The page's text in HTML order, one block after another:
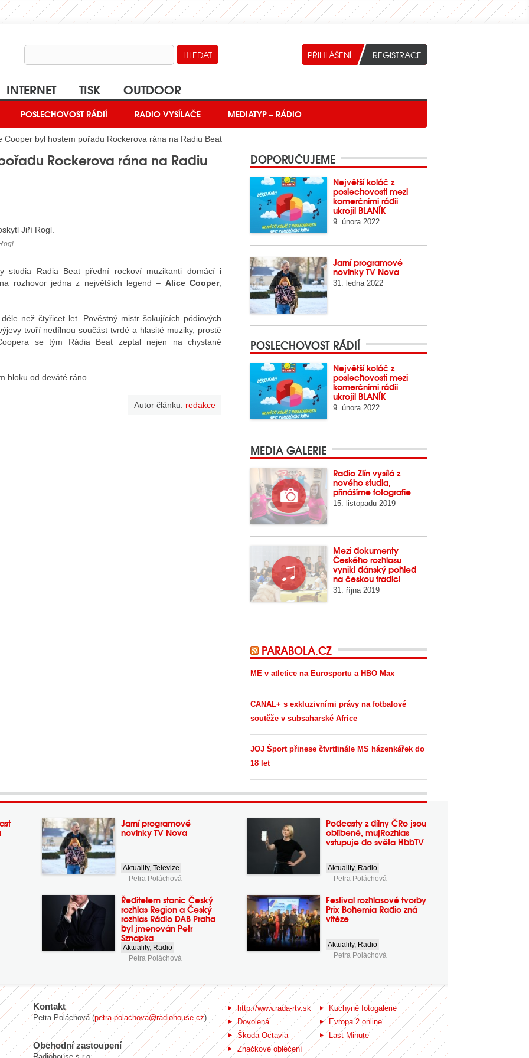
POSLECHOVOST RÁDIÍ RADIO VYSÍLAČE MEDIATYP – RÁDIO
INTERNET TISK OUTDOOR
Cooper byl hostem pořadu Rockerova rána na Radiu Beat
Rockerova rána na Radiu
studia Radia Beat přední rockoví muzikanti domácí i
rozhovor jedna z největších legend – Alice Cooper,
než čtyřicet let. Pověstný mistr šokujících pódiových
tvoří nedílnou součást tvrdé a hlasité muziky, prostě
se tým Rádia Beat zeptal nejen na chystané
bloku od deváté ráno.
Autor článku: redakce
DOPORUČUJEME
Největší koláč z
poslechovosti mezi
komerčními rádii
ukrojil BLANÍK
9. února 2022
Jarní programové
novinky TV Nova
31. ledna 2022
POSLECHOVOST RÁDIÍ
Největší koláč z
poslechovosti mezi
komerčními rádii
ukrojil BLANÍK
9. února 2022
MEDIA GALERIE
Radio Zlín vysílá z
nového studia,
přinášíme fotografie
15. listopadu 2019
Mezi dokumenty
Českého rozhlasu
vynikl dánský pohled
na českou tradici
31. října 2019
PARABOLA.CZ
ME v atletice na Eurosportu a HBO Max
CANAL+ s exkluzivními právy na fotbalové
soutěže v subsaharské Africe
JOJ Šport přinese čtvrtfinále MS házenkářek do
18 let
Jarní programové
novinky TV Nova
Aktuality,Televize
Petra Poláchová
Podcasty z dílny ČRo jsou
oblíbené, mujRozhlas
vstupuje do světa HbbTV
Aktuality, Radio
Petra Poláchová
Ředitelem stanic Český
rozhlas Region a Český
rozhlas Rádio DAB Praha
byl jmenován Petr
Sznapka
Aktuality, Radio
Petra Poláchová
Festival rozhlasové tvorby
Prix Bohemia Radio zná
vítěze
Aktuality, Radio
Petra Poláchová
Kontakt
Petra Poláchová (petra.polachova@radiohouse.cz)
Obchodní zastoupení
http://www.rada-rtv.sk
Kuchyně fotogalerie
Dovolená
Evropa 2 online
Škoda Octavia
Last Minute
Značkové oblečení